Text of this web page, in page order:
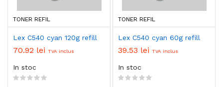
TONER REFIL
Lex C540 cyan 120g refill
70.92 lei TVA inclus
In stoc
TONER REFIL
Lex C540 cyan 60g refill
39.53 lei TVA inclus
In stoc